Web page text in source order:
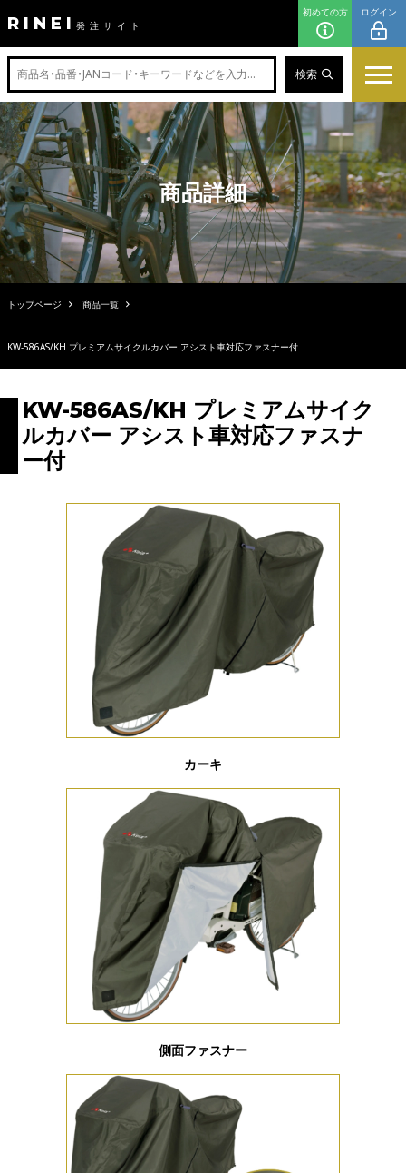
RINEI 発注サイト
初めての方 ログイン
検索
商品詳細
トップページ 商品一覧
KW-586AS/KH プレミアムサイクルカバー アシスト車対応ファスナー付
KW-586AS/KH プレミアムサイク
ルカバー アシスト車対応ファスナ
ー付
カーキ
側面ファスナー